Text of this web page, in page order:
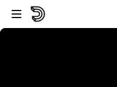
プレイヤーにスキップ
メインコンテンツにスキップ